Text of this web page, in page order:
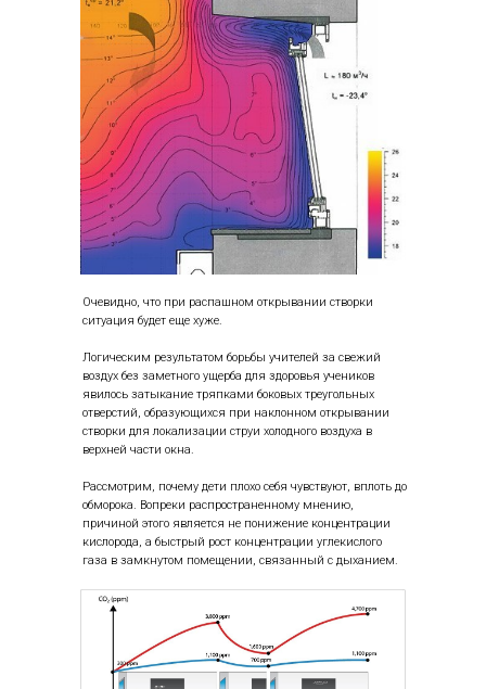
Очевидно, что при распашном открывании створки
ситуация будет еще хуже.
Логическим результатом борьбы учителей за свежий
воздух без заметного ущерба для здоровья учеников
явилось затыкание тряпками боковых треугольных
отверстий, образующихся при наклонном открывании
створки для локализации струи холодного воздуха в
верхней части окна.
Рассмотрим, почему дети плохо себя чувствуют, вплоть до
обморока. Вопреки распространенному мнению,
причиной этого является не понижение концентрации
кислорода, а быстрый рост концентрации углекислого
газа в замкнутом помещении, связанный с дыханием.